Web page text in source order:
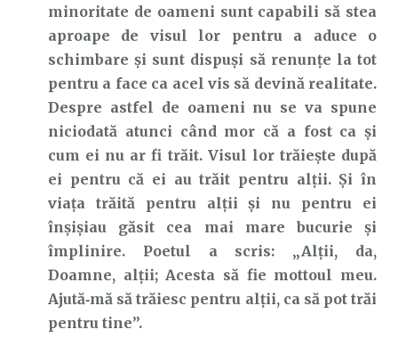
minoritate de oameni sunt capabili să stea
aproape de visul lor pentru a aduce o
schimbare și sunt dispuși să renunțe la tot
pentru a face ca acel vis să devină realitate.
Despre astfel de oameni nu se va spune
niciodată atunci când mor că a fost ca și
cum ei nu ar fi trăit. Visul lor trăiește după
ei pentru că ei au trăit pentru alții. Și în
viața trăită pentru alții și nu pentru ei
înșișiau găsit cea mai mare bucurie și
împlinire. Poetul a scris: „Alții, da,
Doamne, alții; Acesta să fie mottoul meu.
Ajută‑mă să trăiesc pentru alții, ca să pot trăi
pentru tine”.